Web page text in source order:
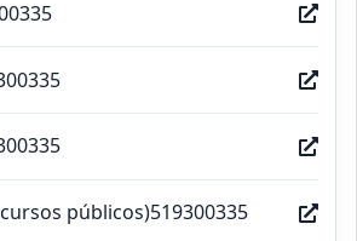
públicos)519300335